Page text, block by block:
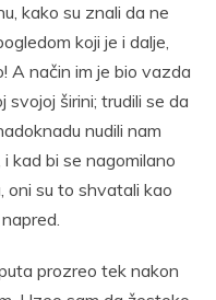
kako su znali da ne
koji je i dalje,
A način im je bio vazda
svojoj širini; trudili se da
nudili nam
kad bi se nagomilano
oni su to shvatali kao
prozreo tek nakon